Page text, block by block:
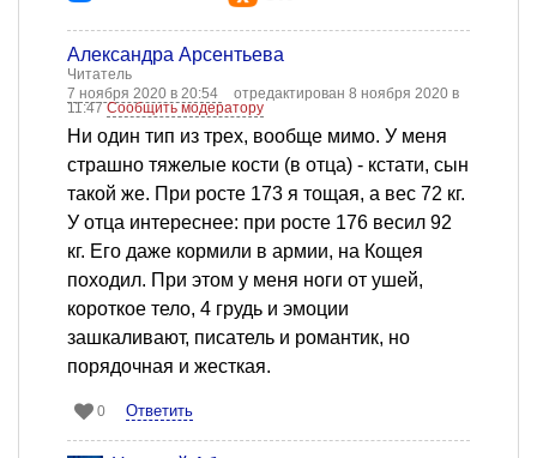
Александра Арсентьева
Читатель
7 ноября 2020 в 20:54
отредактирован 8 ноября 2020 в
11:47Сообщить модератору
Ни один тип из трех, вообще мимо. У меня
страшно тяжелые кости (в отца) - кстати, сын
такой же. При росте 173 я тощая, а вес 72 кг.
У отца интереснее: при росте 176 весил 92
кг. Его даже кормили в армии, на Кощея
походил. При этом у меня ноги от ушей,
короткое тело, 4 грудь и эмоции
зашкаливают, писатель и романтик, но
порядочная и жесткая.
0 Ответить